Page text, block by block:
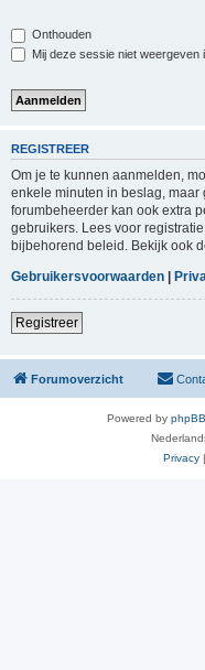
Onthouden
Mij deze sessie niet weergeven
REGISTREER
Om je te kunnen aanmelden,
enkele minuten in beslag,
forumbeheerder kan ook extra
gebruikers. Lees voor
bijbehorend beleid. Bekijk ook
Gebruikersvoorwaarden |
Registreer
Forumoverzicht
Powered by phpBB
Privacy |